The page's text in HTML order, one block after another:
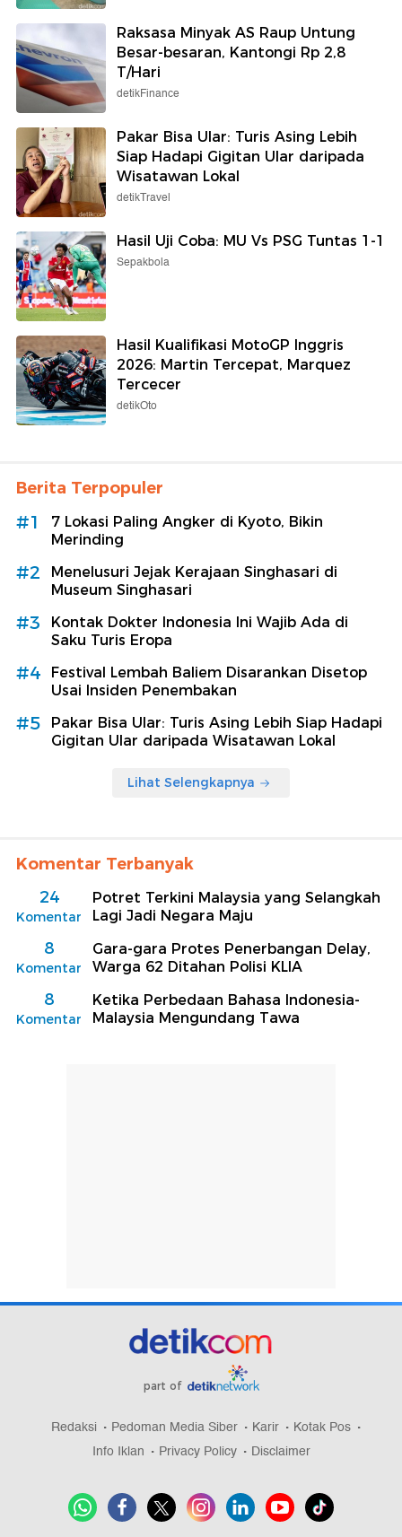
Raksasa Minyak AS Raup Untung
Besar-besaran, Kantongi Rp 2,8
T/Hari
detikFinance
Pakar Bisa Ular: Turis Asing Lebih
Siap Hadapi Gigitan Ular daripada
Wisatawan Lokal
detikTravel
Hasil Uji Coba: MU Vs PSG Tuntas 1-1
Sepakbola
Hasil Kualifikasi MotoGP Inggris
2026: Martin Tercepat, Marquez
Tercecer
detikOto
Berita Terpopuler
#1
7 Lokasi Paling Angker di Kyoto, Bikin
Merinding
#2
Menelusuri Jejak Kerajaan Singhasari di
Museum Singhasari
#3
Kontak Dokter Indonesia Ini Wajib Ada di
Saku Turis Eropa
#4
Festival Lembah Baliem Disarankan Disetop
Usai Insiden Penembakan
#5
Pakar Bisa Ular: Turis Asing Lebih Siap Hadapi
Gigitan Ular daripada Wisatawan Lokal
Lihat Selengkapnya
Komentar Terbanyak
24
Komentar
Potret Terkini Malaysia yang Selangkah
Lagi Jadi Negara Maju
8
Komentar
Gara-gara Protes Penerbangan Delay,
Warga 62 Ditahan Polisi KLIA
8
Komentar
Ketika Perbedaan Bahasa Indonesia-
Malaysia Mengundang Tawa
part of
Redaksi Pedoman Media Siber Karir
Kotak Pos
Info Iklan
Privacy Policy Disclaimer